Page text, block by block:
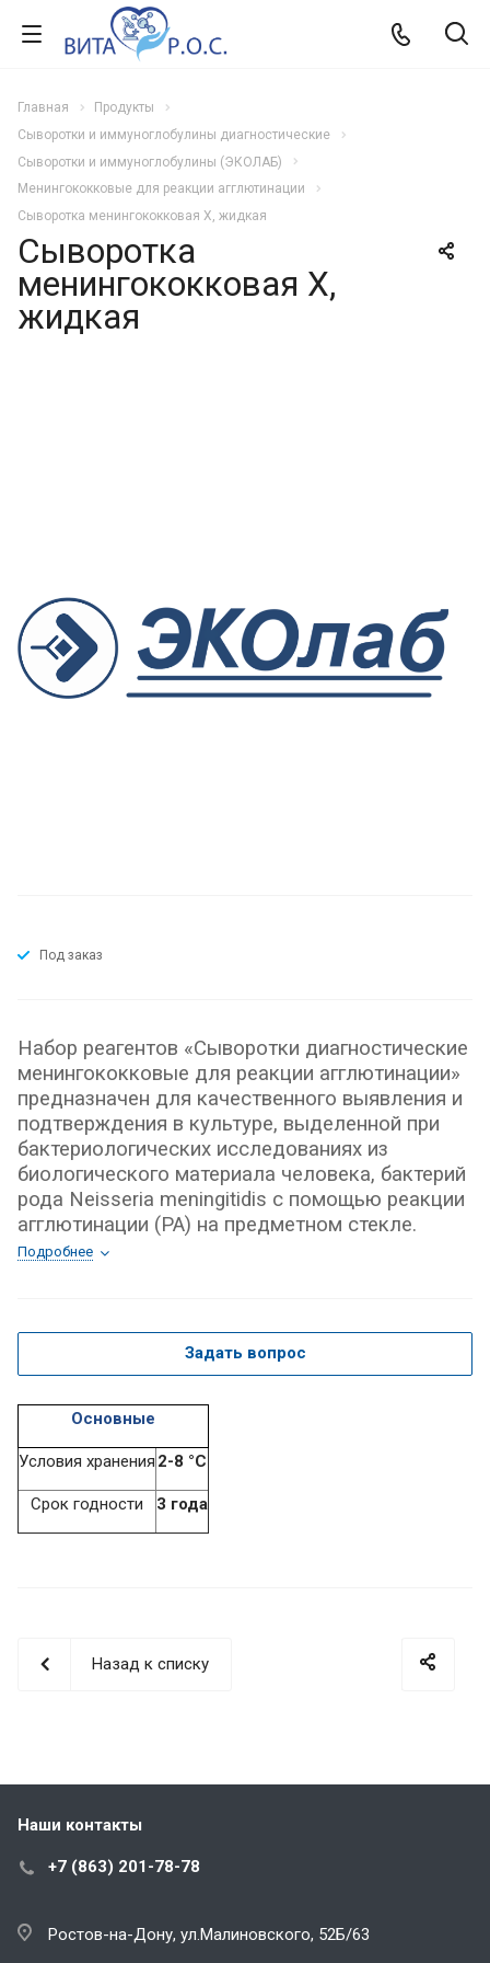
Главная
Продукты
Сыворотки и иммуноглобулины диагностические
Сыворотки и иммуноглобулины (ЭКОЛАБ)
Менингококковые для реакции агглютинации
Сыворотка менингококковая X, жидкая
Сыворотка
менингококковая X,
жидкая
Под заказ
Набор реагентов «Сыворотки диагностические
менингококковые для реакции агглютинации»
предназначен для качественного выявления и
подтверждения в культуре, выделенной при
бактериологических исследованиях из
биологического материала человека, бактерий
рода Neisseria meningitidis с помощью реакции
агглютинации (РА) на предметном стекле.
Подробнее
Задать вопрос
Основные
Условия хранения 2-8 °С
Срок годности 3 года
Назад к списку
Наши контакты
+7 (863) 201-78-78
Ростов-на-Дону, ул.Малиновского, 52Б/63